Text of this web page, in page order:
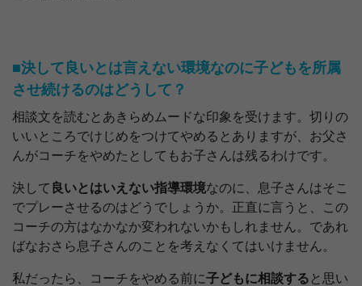
■決して良いとは言えない環境なのに子どもを所属
させ続けるのはどうして？
相談文を読むとあきらめムードな印象を受けます。切りの
いいところでけじめをつけてやめるとありますが、お父さ
んがコーチをやめたとしてもお子さんは残るわけです。
決して 良いとはいえない指導環境なのに、息子さんはそこ
でプレーさせるのはどうでしょうか。正直に言うと、この
コーチの方はなかなか変われないかもしれません。であれ
ばなおさら息子さんのことを考えなくてはいけません。
私だったら、コーチをやめる前に子どもに相談する と思い